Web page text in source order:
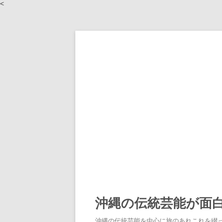
<
沖縄の伝統芸能が面